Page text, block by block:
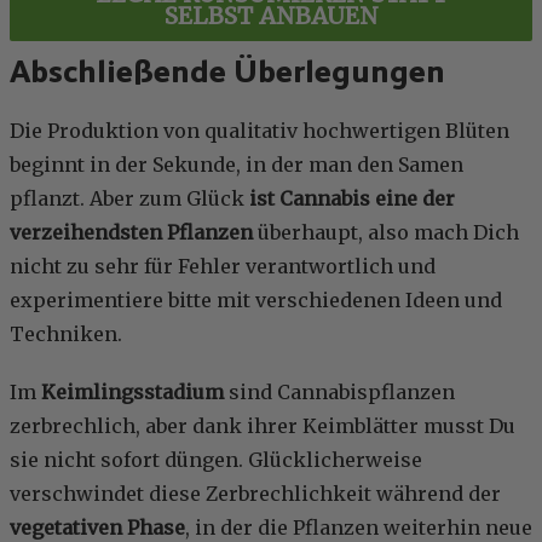
SELBST ANBAUEN
Abschließende Überlegungen
Die Produktion von qualitativ hochwertigen Blüten
beginnt in der Sekunde, in der man den Samen
pflanzt. Aber zum Glück ist Cannabis eine der
verzeihendsten Pflanzenüberhaupt, also mach Dich
nicht zu sehr für Fehler verantwortlich und
experimentiere bitte mit verschiedenen Ideen und
Techniken.
Im Keimlingsstadiumsind Cannabispflanzen
zerbrechlich, aber dank ihrer Keimblätter musst Du
sie nicht sofort düngen. Glücklicherweise
verschwindet diese Zerbrechlichkeit während der
vegetativen Phase, in der die Pflanzen weiterhin neue